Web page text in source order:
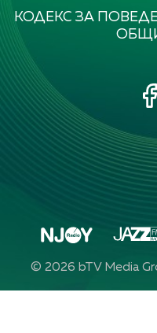
КОДЕКС ЗА
© 2026 bTV Media